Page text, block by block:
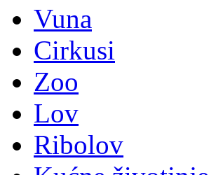
Vuna
Cirkusi
Zoo
Lov
Ribolov